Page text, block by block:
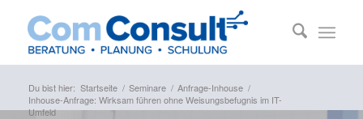
Du bist hier: Startseite / Seminare / Anfrage-Inhouse /
Inhouse-Anfrage: Wirksam führen ohne Weisungsbefugnis im IT-
Umfeld